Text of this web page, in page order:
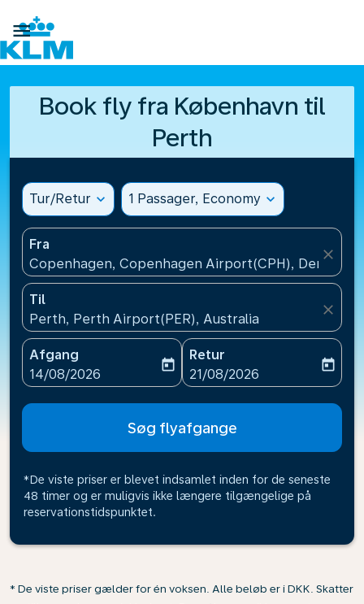

Book fly fra København til
Perth
Tur/Retur expand_more 1 Passager, Economy expand_more
Fra
Copenhagen, Copenhagen Airport(CPH), Denmark
close
Til
Perth, Perth Airport(PER), Australia
close
Afgang
fc-booking-departure-date-aria-label
14/08/2026
today
Retur
fc-booking-return-date-
21/08/2026
today
Søg flyafgange
*De viste priser er blevet indsamlet inden for de seneste
48 timer og er muligvis ikke længere tilgængelige på
reservationstidspunktet.
* De viste priser gælder for én voksen. Alle beløb er i DKK. Skatter